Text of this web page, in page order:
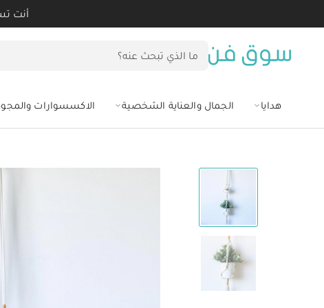
أنت
هدايا الجمال والعناية الشخصية الاكسسوارات